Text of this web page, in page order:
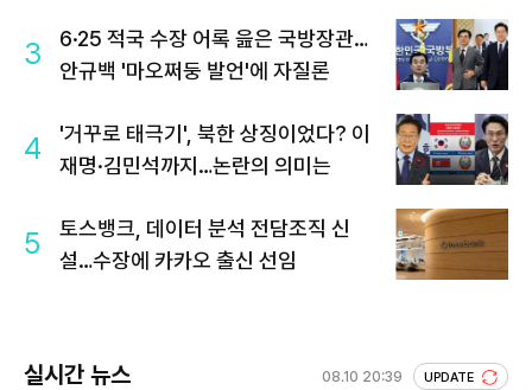
3
6·25 적국 수장 어록 읊은 국방장관…
안규백 '마오쩌둥 발언'에 자질론
4
'거꾸로 태극기', 북한 상징이었다? 이
재명·김민석까지…논란의 의미는
5
토스뱅크, 데이터 분석 전담조직 신
설…수장에 카카오 출신 선임
실시간 뉴스 08.10 20:39 UPDATE